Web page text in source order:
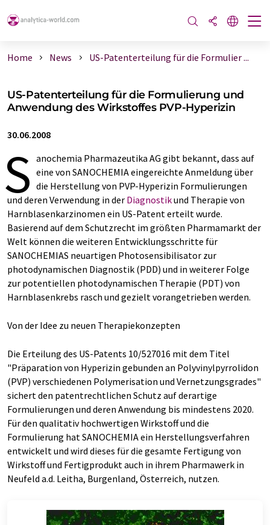
Home News US-Patenterteilung für die Formulier ...
US-Patenterteilung für die Formulierung und
Anwendung des Wirkstoffes PVP-Hyperizin
30.06.2008
S anochemia Pharmazeutika AG gibt bekannt, dass auf
eine von SANOCHEMIA eingereichte Anmeldung über
die Herstellung von PVP-Hyperizin Formulierungen
und deren Verwendung in der Diagnostikund Therapie von
Harnblasenkarzinomen ein US-Patent erteilt wurde.
Basierend auf dem Schutzrecht im größten Pharmamarkt der
Welt können die weiteren Entwicklungsschritte für
SANOCHEMIAS neuartigen Photosensibilisator zur
photodynamischen Diagnostik (PDD) und in weiterer Folge
zur potentiellen photodynamischen Therapie (PDT) von
Harnblasenkrebs rasch und gezielt vorangetrieben werden.
Von der Idee zu neuen Therapiekonzepten
Die Erteilung des US-Patents 10/527016 mit dem Titel
"Präparation von Hyperizin gebunden an Polyvinylpyrrolidon
(PVP) verschiedenen Polymerisation und Vernetzungsgrades"
sichert den patentrechtlichen Schutz auf derartige
Formulierungen und deren Anwendung bis mindestens 2020.
Für den qualitativ hochwertigen Wirkstoff und die
Formulierung hat SANOCHEMIA ein Herstellungsverfahren
entwickelt und wird dieses für die gesamte Fertigung von
Wirkstoff und Fertigprodukt auch in ihrem Pharmawerk in
Neufeld a.d. Leitha, Burgenland, Österreich, nutzen.